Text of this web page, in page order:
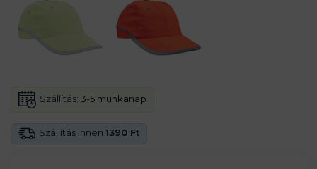
Szállítás innen 1390 Ft
Szállítás: 3-5 munkanap